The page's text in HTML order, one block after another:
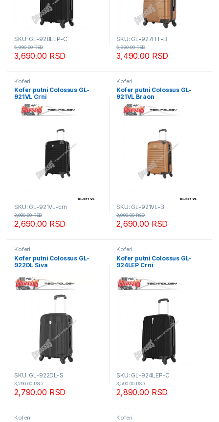
SKU: GL-928LEP-C
3,690.00 RSD
5,990.00RSD
SKU: GL-927HT-B
3,490.00 RSD
5,990.00RSD
Koferi
Kofer putni Colossus GL-
921VL Crni
SKU: GL-921VL-crn
2,690.00 RSD
3,090.00RSD
Koferi
Kofer putni Colossus GL-
921VL Braon
SKU: GL-921VL-B
2,690.00 RSD
3,990.00RSD
Koferi
Kofer putni Colossus GL-
922DL Siva
SKU: GL-922DL-S
2,790.00 RSD
3,290.00RSD
Koferi
Kofer putni Colossus GL-
924LEP Crni
SKU: GL-924LEP-C
2,890.00 RSD
3,590.00RSD
Koferi Koferi